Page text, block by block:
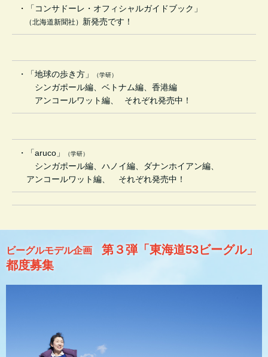
・ 「コンサドーレ・オフィシャルガイドブック」
（北海道新聞社） 新発売です！
・「地球の歩き方 」 （学研）
シンガポール編、ベトナム編、香港編
アンコールワット編、
それぞれ発売中！
・ 「aruco」 （学研）
シンガポール編、ハノイ編、ダナンホイアン編、
アンコールワット編、 それぞれ発売中！
ビーグルモデル企画 第３弾「東海道53ビーグル」
都度募集